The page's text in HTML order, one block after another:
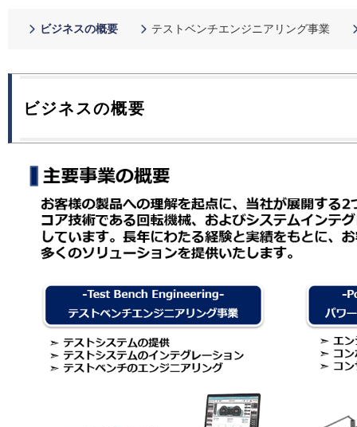
ビジネスの概要 テストベンチエンジニアリング事業
ビジネスの概要